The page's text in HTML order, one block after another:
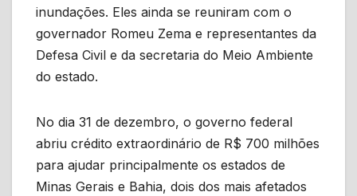
inundações. Eles ainda se reuniram com o
governador Romeu Zema e representantes da
Defesa Civil e da secretaria do Meio Ambiente
do estado.
No dia 31 de dezembro, o governo federal
abriu crédito extraordinário de R$ 700 milhões
para ajudar principalmente os estados de
Minas Gerais e Bahia, dois dos mais afetados